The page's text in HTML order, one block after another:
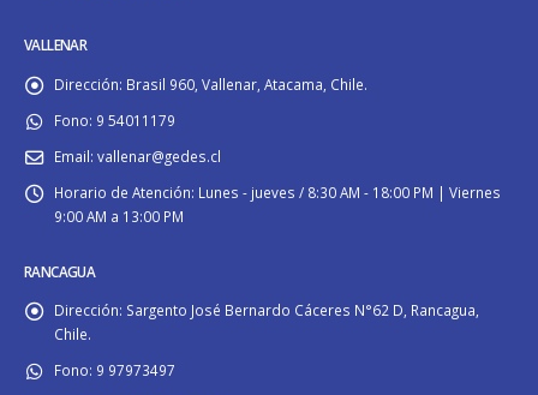
VALLENAR
Dirección: Brasil 960, Vallenar, Atacama, Chile.
Fono: 9 54011179
Email: vallenar@gedes.cl
Horario de Atención: Lunes - jueves / 8:30 AM - 18:00 PM | Viernes
9:00 AM a 13:00 PM
RANCAGUA
Dirección: Sargento José Bernardo Cáceres N°62 D, Rancagua,
Chile.
Fono: 9 97973497